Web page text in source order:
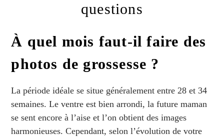
questions
À quel mois faut-il faire des
photos de grossesse ?
La période idéale se situe généralement entre 28 et 34
semaines. Le ventre est bien arrondi, la future maman
se sent encore à l’aise et l’on obtient des images
harmonieuses. Cependant, selon l’évolution de votre